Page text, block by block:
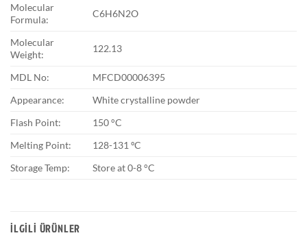
Molecular
Formula:
C6H6N2O
Molecular
Weight:
122.13
MDL No:
MFCD00006395
Appearance:
White crystalline powder
Flash Point:
150 °C
Melting Point:
128-131 ºC
Storage Temp:
Store at 0-8 °C
İLGILI ÜRÜNLER